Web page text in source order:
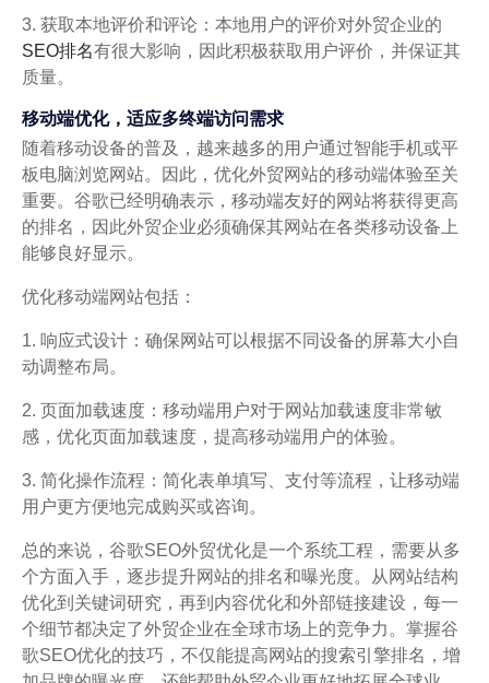
3. 获取本地评价和评论：本地用户的评价对外贸企业的
SEO排名有很大影响，因此积极获取用户评价，并保证其
质量。
移动端优化，适应多终端访问需求
随着移动设备的普及，越来越多的用户通过智能手机或平
板电脑浏览网站。因此，优化外贸网站的移动端体验至关
重要。谷歌已经明确表示，移动端友好的网站将获得更高
的排名，因此外贸企业必须确保其网站在各类移动设备上
能够良好显示。
优化移动端网站包括：
1. 响应式设计：确保网站可以根据不同设备的屏幕大小自
动调整布局。
2. 页面加载速度：移动端用户对于网站加载速度非常敏
感，优化页面加载速度，提高移动端用户的体验。
3. 简化操作流程：简化表单填写、支付等流程，让移动端
用户更方便地完成购买或咨询。
总的来说，谷歌SEO外贸优化是一个系统工程，需要从多
个方面入手，逐步提升网站的排名和曝光度。从网站结构
优化到关键词研究，再到内容优化和外部链接建设，每一
个细节都决定了外贸企业在全球市场上的竞争力。掌握谷
歌SEO优化的技巧，不仅能提高网站的搜索引擎排名，增